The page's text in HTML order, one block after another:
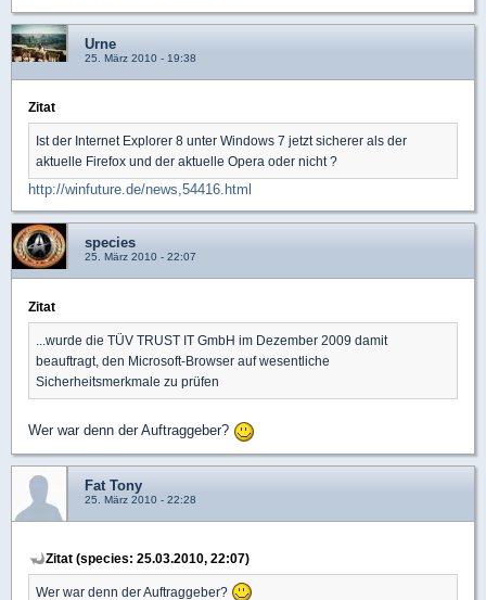
Urne
25. März 2010 - 19:38
Zitat
Ist der Internet Explorer 8 unter Windows 7 jetzt sicherer als der
aktuelle Firefox und der aktuelle Opera oder nicht ?
http://winfuture.de/news,54416.html
species
25. März 2010 - 22:07
Zitat
...wurde die TÜV TRUST IT GmbH im Dezember 2009 damit
beauftragt, den Microsoft-Browser auf wesentliche
Sicherheitsmerkmale zu prüfen
Wer war denn der Auftraggeber?
Fat Tony
25. März 2010 - 22:28
Zitat (species: 25.03.2010, 22:07)
Wer war denn der Auftraggeber?